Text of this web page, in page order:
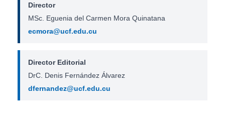
Director
MSc. Eguenia del Carmen Mora Quinatana
ecmora@ucf.edu.cu
Director Editorial
DrC. Denis Fernández Álvarez
dfernandez@ucf.edu.cu